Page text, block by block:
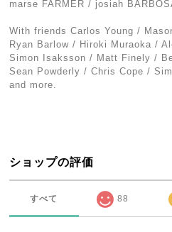
marse FARMER / josiah
With friends Carlos Young /
Ryan Barlow / Hiroki Muraoka /
Simon Isaksson / Matt Finely /
Sean Powderly / Chris Cope /
and more.
ショップの評価
すべて 88